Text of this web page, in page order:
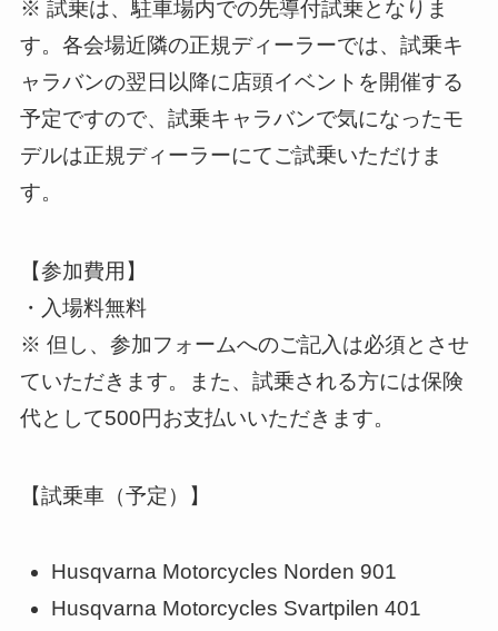
※ 試乗は、駐車場内での先導付試乗となりま
す。各会場近隣の正規ディーラーでは、試乗キ
ャラバンの翌日以降に店頭イベントを開催する
予定ですので、試乗キャラバンで気になったモ
デルは正規ディーラーにてご試乗いただけま
す。
【参加費用】
・入場料無料
※ 但し、参加フォームへのご記入は必須とさせ
ていただきます。また、試乗される方には保険
代として500円お支払いいただきます。
【試乗車（予定）】
Husqvarna Motorcycles Norden 901
Husqvarna Motorcycles Svartpilen 401